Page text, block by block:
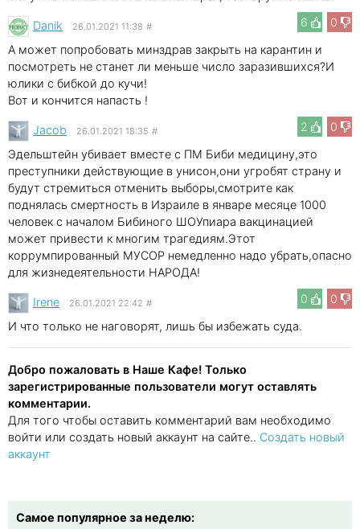
6
0
Danik 26.01.2021 11:38 #
А может попробовать минздрав закрыть на карантин и
посмотреть не станет ли меньше число заразившихся?И
юлики с бибкой до кучи!
Вот и кончится напасть !
2
0
Jacob 26.01.2021 18:35 #
Эдельштейн убивает вместе с ПМ Биби медицину,это
преступники действующие в унисон,они угробят страну и
будут стремиться отменить выборы,смотрите как
поднялась смертность в Израиле в январе месяце 1000
человек с началом Бибиного ШОУпиара вакцинацией
может привести к многим трагедиям.Этот
коррумпированный МУСОР немедленно надо убрать,опасно
для жизнедеятельности НАРОДА!
0
0
Irene 26.01.2021 22:42 #
И что только не наговорят, лишь бы избежать суда.
Добро пожаловать в Наше Кафе! Только
зарегистрированные пользователи могут оставлять
комментарии.
Для того чтобы оставить комментарий вам необходимо
войти или создать новый аккаунт на сайте.. Создать новый
аккаунт
Самое популярное за неделю: